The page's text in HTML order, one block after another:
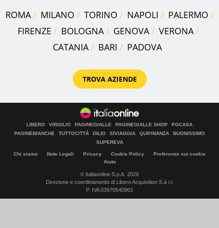
ROMA MILANO TORINO NAPOLI
PALERMO
FIRENZE
BOLOGNA GENOVA
VERONA
CATANIA
BARI PADOVA
TROVA AZIENDE
LIBERO VIRGILIO PAGINEGIALLE PAGINEGIALLE SHOP
PGCASA
PAGINEBIANCHE
TUTTOCITTÀ DILEI SIVIAGGIA QUIFINANZA
BUONISSIMO
SUPEREVA
Chi siamo Note Legali Privacy Cookie Policy
Preferenze sui cookie
Aiuto
© Italiaonline S.p.A. 2026
Direzione e coordinamento di Libero Acquisition S.á r.l.
P. IVA 03970540963